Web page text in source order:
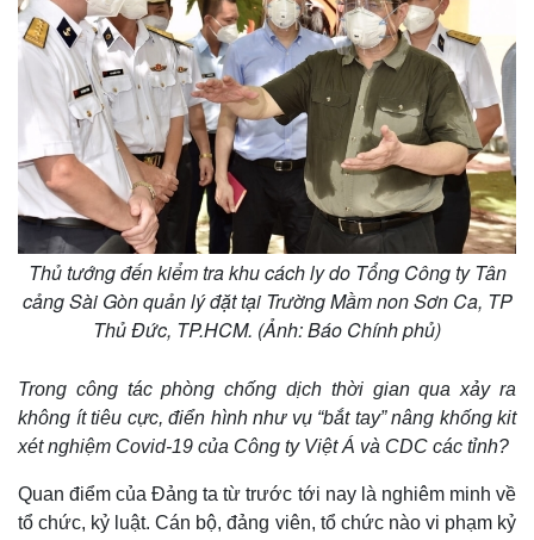
Kinh tế
Bất động sản
Thị trường
Giá vàng
Thủ tướng đến kiểm tra khu cách ly do Tổng Công ty Tân
cảng Sài Gòn quản lý đặt tại Trường Mầm non Sơn Ca, TP
Thủ Đức, TP.HCM. (Ảnh: Báo Chính phủ)
Trong công tác phòng chống dịch thời gian qua xảy ra
không ít tiêu cực, điển hình như vụ “bắt tay” nâng khống kit
xét nghiệm Covid-19 của Công ty Việt Á và CDC các tỉnh?
Quan điểm của Đảng ta từ trước tới nay là nghiêm minh về
tổ chức, kỷ luật. Cán bộ, đảng viên, tổ chức nào vi phạm kỷ